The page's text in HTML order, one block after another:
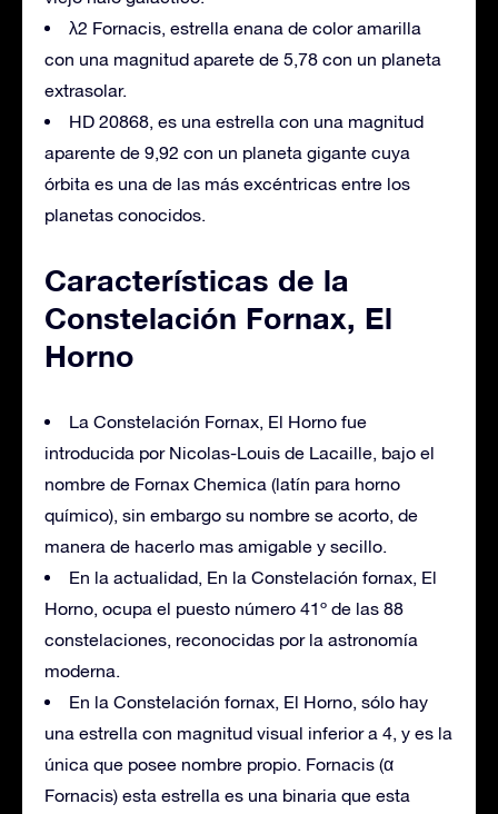
λ2 Fornacis, estrella enana de color amarilla
con una magnitud aparete de 5,78 con un planeta
extrasolar.
HD 20868, es una estrella con una magnitud
aparente de 9,92 con un planeta gigante cuya
órbita es una de las más excéntricas entre los
planetas conocidos.
Características de la
Constelación Fornax, El
Horno
La Constelación Fornax, El Horno fue
introducida por Nicolas-Louis de Lacaille, bajo el
nombre de Fornax Chemica (latín para horno
químico), sin embargo su nombre se acorto, de
manera de hacerlo mas amigable y secillo.
En la actualidad, En la Constelación fornax, El
Horno, ocupa el puesto número 41º de las 88
constelaciones, reconocidas por la astronomía
moderna.
En la Constelación fornax, El Horno, sólo hay
una estrella con magnitud visual inferior a 4, y es la
única que posee nombre propio. Fornacis (α
Fornacis) esta estrella es una binaria que esta